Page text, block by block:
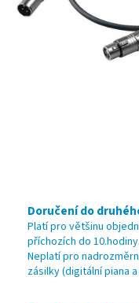
Doručení do
Platí pro většinu
příchozích do 10.hodiny.
Neplatí pro
zásilky (digitální piana